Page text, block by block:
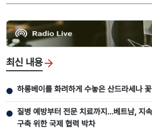
최신 내용
● 하롱베이를 화려하게 수놓은 산드라세나
● 질병 예방부터 전문 치료까지…베트남, 지
구축 위한 국제 협력 박차